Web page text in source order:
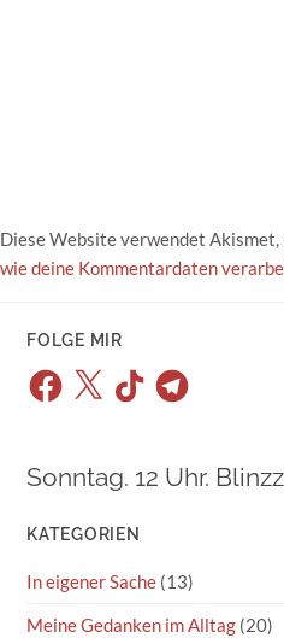
Diese Website verwendet Akismet,
wie deine Kommentardaten
FOLGE MIR
Facebook
X TikTokTelegram
Sonntag. 12 Uhr.
KATEGORIEN
In eigener Sache (13)
Meine Gedanken im Alltag (20)